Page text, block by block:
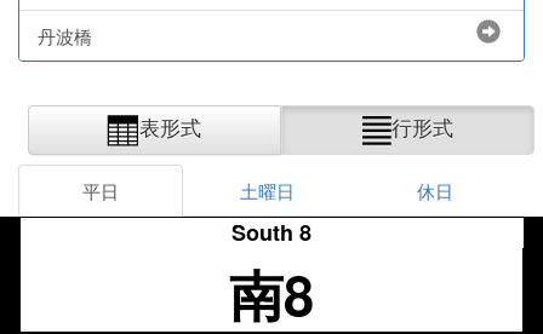
丹波橋
表形式 行形式
平日 土曜日 休日
South 8
南8